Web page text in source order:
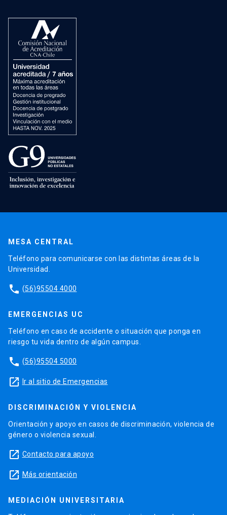
MESA CENTRAL
Teléfono para comunicarse con las distintas áreas de la
Universidad.
phone (56)95504 4000
EMERGENCIAS UC
Teléfono en caso de accidente o situación que ponga en
riesgo tu vida dentro de algún campus.
phone (56)95504 5000
launch Ir al sitio de Emergencias
DISCRIMINACIÓN Y VIOLENCIA
Orientación y apoyo en casos de discriminación, violencia de
género o violencia sexual.
launch Contacto para apoyo
launch Más orientación
MEDIACIÓN UNIVERSITARIA